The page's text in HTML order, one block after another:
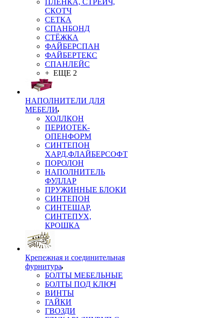
ПЛЁНКА, СТРЕЙЧ,
СКОТЧ
СЕТКА
СПАНБОНД
СТЁЖКА
ФАЙБЕРСПАН
ФАЙБЕРТЕКС
СПАНЛЕЙС
+ ЕЩЕ 2
НАПОЛНИТЕЛИ ДЛЯ
МЕБЕЛИ
ХОЛЛКОН
ПЕРИОТЕК-
ОПЕНФОРМ
СИНТЕПОН
ХАРД,ФЛАЙБЕРСОФТ
ПОРОЛОН
НАПОЛНИТЕЛЬ
ФУЛЛАР
ПРУЖИННЫЕ БЛОКИ
СИНТЕПОН
СИНТЕШАР,
СИНТЕПУХ,
КРОШКА
Крепежная и соединительная
фурнитура
БОЛТЫ МЕБЕЛЬНЫЕ
БОЛТЫ ПОД КЛЮЧ
ВИНТЫ
ГАЙКИ
ГВОЗДИ